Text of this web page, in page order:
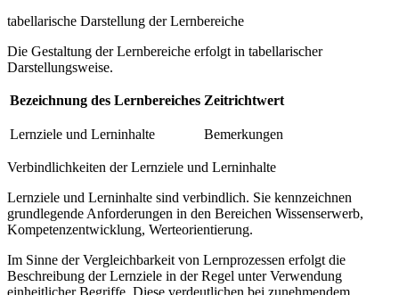
tabellarische Darstellung der Lernbereiche
Die Gestaltung der Lernbereiche erfolgt in tabellarischer
Darstellungsweise.
Bezeichnung des Lernbereiches Zeitrichtwert
Lernziele und Lerninhalte Bemerkungen
Verbindlichkeiten der Lernziele und Lerninhalte
Lernziele und Lerninhalte sind verbindlich. Sie kennzeichnen
grundlegende Anforderungen in den Bereichen Wissenserwerb,
Kompetenzentwicklung, Werteorientierung.
Im Sinne der Vergleichbarkeit von Lernprozessen erfolgt die
Beschreibung der Lernziele in der Regel unter Verwendung